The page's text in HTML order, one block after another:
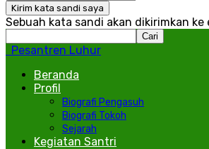
Sebuah kata sandi akan dikirimkan ke
Pesantren Luhur
Beranda
Profil
Biografi Pengasuh
Biografi Tokoh
Sejarah
Kegiatan Santri